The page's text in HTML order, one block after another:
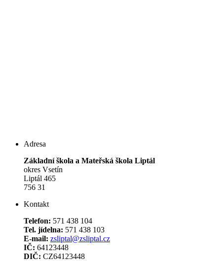
Adresa
Základní škola a Mateřská škola Liptál
okres Vsetín
Liptál 465
756 31
Kontakt
Telefon: 571 438 104
Tel. jídelna: 571 438 103
E-mail: zsliptal@zsliptal.cz
IČ: 64123448
DIČ: CZ64123448